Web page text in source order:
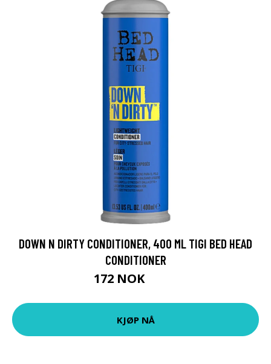
DOWN N DIRTY CONDITIONER, 400 ML TIGI BED HEAD
CONDITIONER
172 NOK
KJØP NÅ